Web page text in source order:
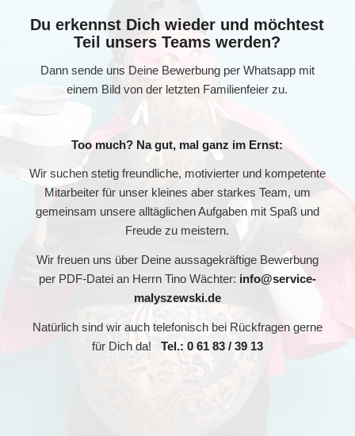
Du erkennst Dich wieder und möchtest
Teil unsers Teams werden?
Dann sende uns Deine Bewerbung per Whatsapp mit
einem Bild von der letzten Familienfeier zu.
Too much? Na gut, mal ganz im Ernst:
Wir suchen stetig freundliche, motivierter und kompetente
Mitarbeiter für unser kleines aber starkes Team, um
gemeinsam unsere alltäglichen Aufgaben mit Spaß und
Freude zu meistern.
Wir freuen uns über Deine aussagekräftige Bewerbung
per PDF-Datei an Herrn Tino Wächter: info@service-
malyszewski.de
Natürlich sind wir auch telefonisch bei Rückfragen gerne
für Dich da!
Tel.: 0 61 83 / 39 13